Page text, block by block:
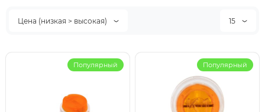
Цена (низкая > высокая) 15
Популярный Популярный